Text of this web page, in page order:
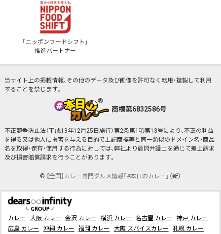
「ニッポンフードシフト」
推進パートナー
当サイト上の掲載情報、その他のデータ及び画像を許可なく転用・複製して利用
することを禁じます。
商標第6832586号
不正競争防止法（平成13年12月25日施行）第2条第1項第13号により、不正の利益
を得る又は他人に損害を与える目的で上記商標等と同一類似のドメイン名・商品
名を取得・保有・使用する行為に対しては、弊社より顧問弁護士を通じて差止請求
及び損害賠償請求を行うことがあります。
© 【全国】カレー専門グルメ情報「#本日のカレー」 （新）
カレー 大阪 カレー 金沢 カレー 横浜 カレー 名古屋 カレー
神戸 カレー
広島 カレー
沖縄 カレー 福岡 カレー 大阪 スパイスカレー 札幌 カレー